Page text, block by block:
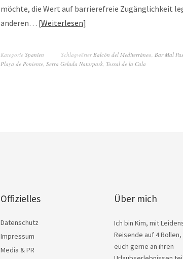
möchte, die Wert auf barrierefreie Zugänglichkeit
anderen… Weiterlesen
Kategorie Spanien SchlagwörterBalcón del Mediterráneo, Bar Mal Pas
Playa de Poniente, Serra Gelada Naturpark, Tossal de la Cala
Offizielles
Datenschutz
Impressum
Media & PR
Über mich
Ich bin Kim, mit
Reisende auf 4 Rollen,
euch gerne an ihren